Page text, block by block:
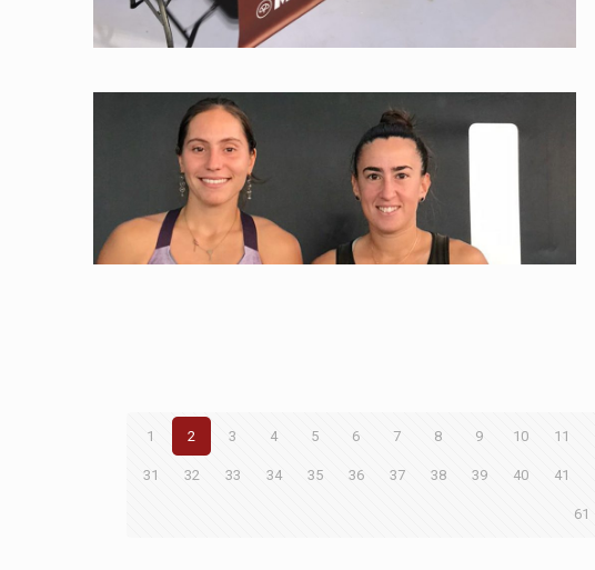
1 2 3 4 5 6 7 8 9 10 11
31 32 33 34 35 36 37 38 39 40 41
61